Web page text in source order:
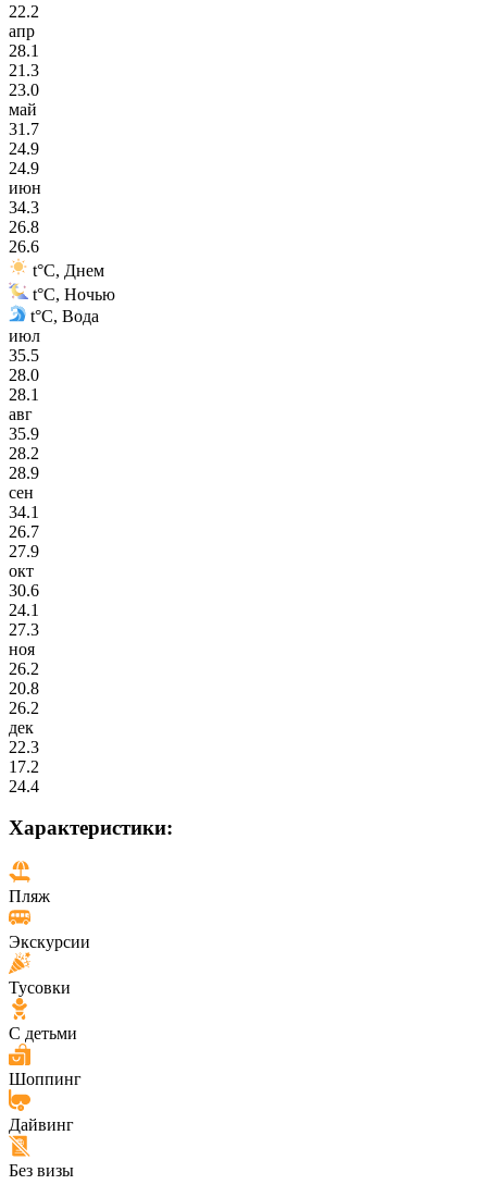
22.2
апр
28.1
21.3
23.0
май
31.7
24.9
24.9
июн
34.3
26.8
26.6
t°C, Днем
t°C, Ночью
t°C, Вода
июл
35.5
28.0
28.1
авг
35.9
28.2
28.9
сен
34.1
26.7
27.9
окт
30.6
24.1
27.3
ноя
26.2
20.8
26.2
дек
22.3
17.2
24.4
Характеристики:
Пляж
Экскурсии
Тусовки
С детьми
Шоппинг
Дайвинг
Без визы